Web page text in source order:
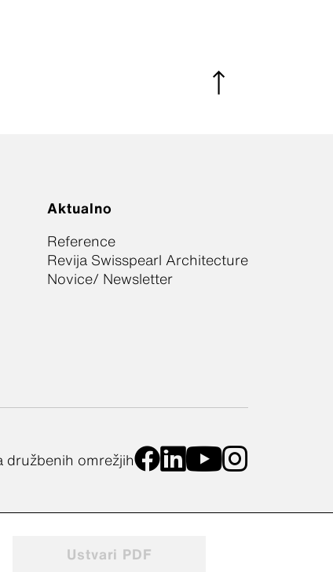
Ustvari PDF
Aktualno
Reference
Revija Swisspearl Architecture
Novice/ Newsletter
družbenih omrežjih